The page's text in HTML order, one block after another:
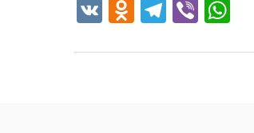
V O
n
T
e
Vi
er at